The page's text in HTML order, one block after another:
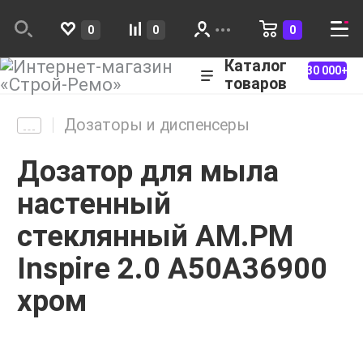
0 0 0
Каталог
товаров
30 000+
Дозаторы и диспенсеры
Дозатор для мыла
настенный
стеклянный AM.PM
Inspire 2.0 A50A36900
хром